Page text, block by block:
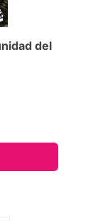
del